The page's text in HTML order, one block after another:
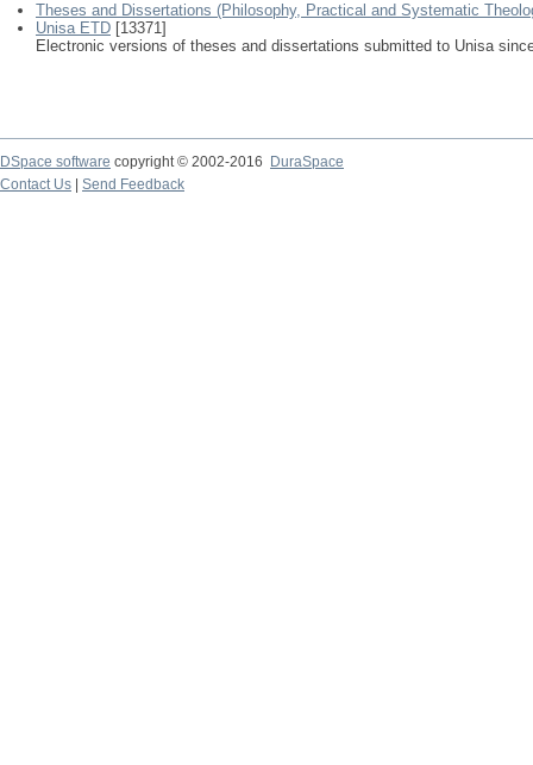
Theses and Dissertations (Philosophy, Practical and Systematic
Unisa ETD [13371]
Electronic versions of theses and dissertations submitted to Unisa
DSpace software copyright © 2002-2016
DuraSpace
Contact Us
Send Feedback